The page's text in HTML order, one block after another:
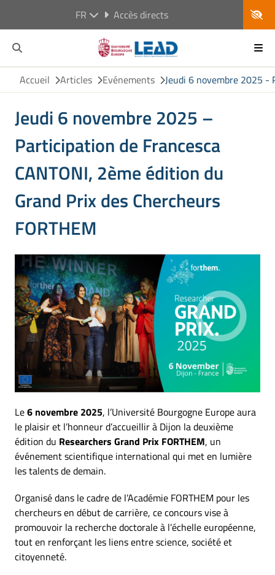
FR Accès directs
Accueil Articles Evénements Jeudi 6 novembre 2025 -
Jeudi 6 novembre 2025 –
Participation de Francesca
CANTONI, 2ème édition du
Grand Prix des Chercheurs
FORTHEM
Le6 novembre 2025, l’Université Bourgogne Europe aura
le plaisir et l’honneur d’accueillir à Dijon la deuxième
édition du Researchers Grand Prix FORTHEM, un
événement scientifique international qui met en lumière
les talents de demain.
Organisé dans le cadre de l’Académie FORTHEM pour les
chercheurs en début de carrière, ce concours vise à
promouvoir la recherche doctorale à l’échelle européenne,
tout en renforçant les liens entre science, société et
citoyenneté.